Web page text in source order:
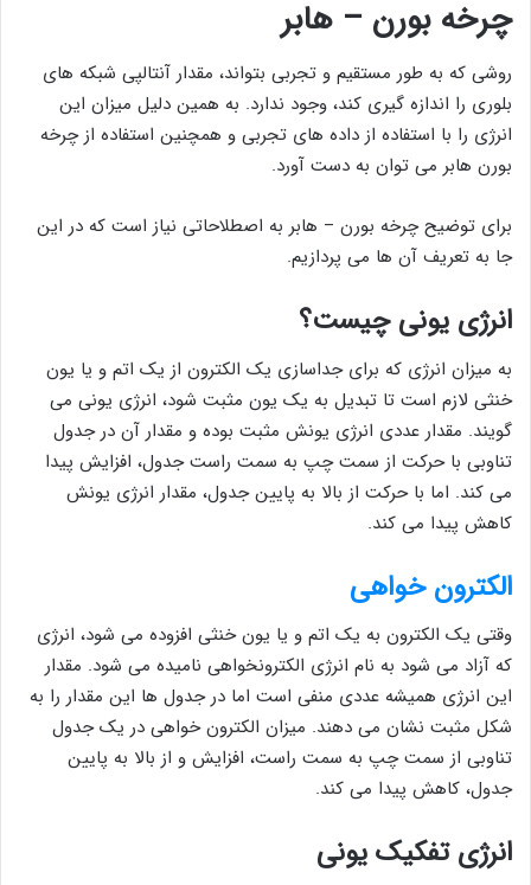
چرخه بورن – هابر
روشی که به طور مستقیم و تجربی بتواند، مقدار آنتالپی شبکه های
بلوری را اندازه گیری کند، وجود ندارد. به همین دلیل میزان این
انرژی را با استفاده از داده های تجربی و همچنین استفاده از چرخه
بورن هابر می توان به دست آورد.
برای توضیح چرخه بورن – هابر به اصطلاحاتی نیاز است که در این
جا به تعریف آن ها می پردازیم.
انرژی یونی چیست؟
به میزان انرژی که برای جداسازی یک الکترون از یک اتم و یا یون
خنثی لازم است تا تبدیل به یک یون مثبت شود، انرژی یونی می
گویند. مقدار عددی انرژی یونش مثبت بوده و مقدار آن در جدول
تناوبی با حرکت از سمت چپ به سمت راست جدول، افزایش پیدا
می کند. اما با حرکت از بالا به پایین جدول، مقدار انرژی یونش
کاهش پیدا می کند.
الکترون خواهی
وقتی یک الکترون به یک اتم و یا یون خنثی افزوده می شود، انرژی
که آزاد می شود به نام انرژی الکترونخواهی نامیده می شود. مقدار
این انرژی همیشه عددی منفی است اما در جدول ها این مقدار را به
شکل مثبت نشان می دهند. میزان الکترون خواهی در یک جدول
تناوبی از سمت چپ به سمت راست، افزایش و از بالا به پایین
جدول، کاهش پیدا می کند.
انرژی تفکیک یونی